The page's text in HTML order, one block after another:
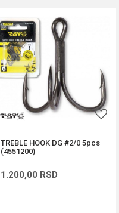
TREBLE HOOK DG #2/0 5pcs
(4551200)
1.200,00 RSD